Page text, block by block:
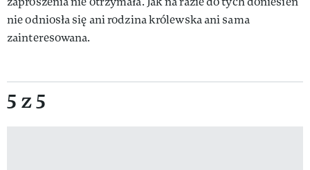
nie odniosła się ani rodzina królewska ani sama
zainteresowana.
5 z 5